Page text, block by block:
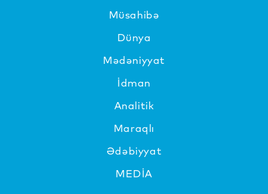
Müsahibə
Dünya
Mədəniyyat
İdman
Analitik
Maraqlı
Ədəbiyyat
MEDİA